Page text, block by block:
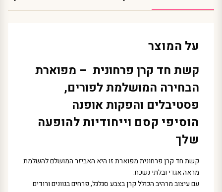
על המוצר
קשת חד קרן פרחונית – מפוארת
הבחירה המושלמת לפורים,
פסטיבלים והפקות אופנה
הוסיפי קסם וייחודיות להופעה
שלך
קשת חד קרן פרחונית מפוארת זו היא האביזר המושלם להשלמת
מראה אגדי ובלתי נשכח.
עם עיצוב מרהיב הכולל קרן בצבע סגלגל, פרחים בגוונים ורודים